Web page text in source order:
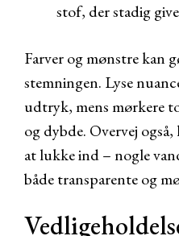
stof, der stadig
Farver og mønstre kan
stemningen. Lyse
udtryk, mens mørkere
og dybde. Overvej
at lukke ind – nogle
både transparente og